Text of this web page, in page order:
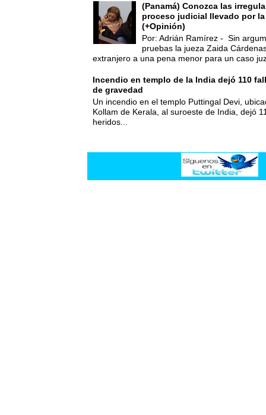
(Panamá) Conozca las
proceso judicial llevado por
(+Opinión)
Por: Adrián Ramírez - Sin
pruebas la jueza Zaida
extranjero a una pena menor para un caso
Incendio en templo de la India dejó 110
de gravedad
Un incendio en el templo Puttingal Devi,
Kollam de Kerala, al suroeste de India, dejó
heridos...